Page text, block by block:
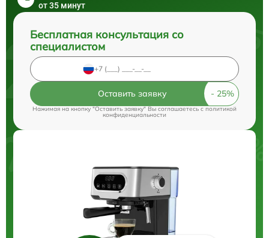
от 35 минут
Бесплатная консультация со
специалистом
Оставить заявку
Нажимая на кнопку "Оставить заявку" Вы соглашаетесь cполитикой
конфиденциальности